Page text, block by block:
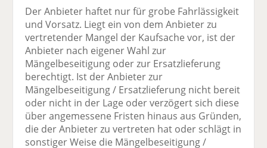
Der Anbieter haftet nur für grobe Fahrlässigkeit
und Vorsatz. Liegt ein von dem Anbieter zu
vertretender Mangel der Kaufsache vor, ist der
Anbieter nach eigener Wahl zur
Mängelbeseitigung oder zur Ersatzlieferung
berechtigt. Ist der Anbieter zur
Mängelbeseitigung / Ersatzlieferung nicht bereit
oder nicht in der Lage oder verzögert sich diese
über angemessene Fristen hinaus aus Gründen,
die der Anbieter zu vertreten hat oder schlägt in
sonstiger Weise die Mängelbeseitigung /